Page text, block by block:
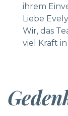
ihrem
Liebe
Wir, das
viel Kraft